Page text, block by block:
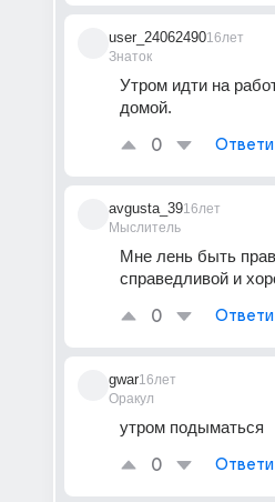
user_24062490
Знаток
16лет
Утром идти на
домой.
0
avgusta_39
Мыслитель
16лет
Мне лень быть
справедливой и
0
gwar
Оракул
16лет
утром подыматься
0